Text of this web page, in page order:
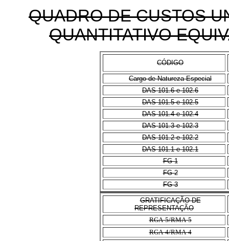
QUADRO DE CUSTOS
QUANTITATIVO
CÓDIGO
Cargo de Natureza Especial
DAS 101.6 e 102.6
DAS 101.5 e 102.5
DAS 101.4 e 102.4
DAS 101.3 e 102.3
DAS 101.2 e 102.2
DAS 101.1 e 102.1
FG-1
FG-2
FG-3
GRATIFICAÇÃO DE
REPRESENTAÇÃO
RGA-5/RMA-5
RGA-4/RMA-4